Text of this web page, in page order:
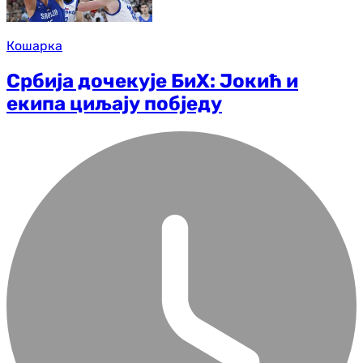
Кошарка
Србија дочекује БиХ: Јокић и
екипа циљају побједу